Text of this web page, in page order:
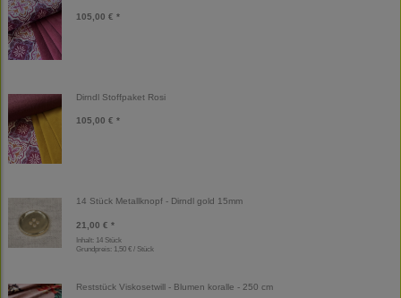
105,00 € *
Dirndl Stoffpaket Rosi
105,00 € *
14 Stück Metallknopf - Dirndl gold 15mm
21,00 € *
Inhalt: 14 Stück
Grundpreis: 1,50 € / Stück
Reststück Viskosetwill - Blumen koralle - 250 cm